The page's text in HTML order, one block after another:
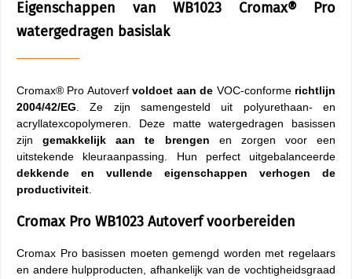
Eigenschappen van WB1023 Cromax® Pro
watergedragen basislak
Cromax® Pro Autoverfvoldoet aan de VOC-conforme richtlijn
2004/42/EG . Ze zijn samengesteld uit polyurethaan- en
acryllatexcopolymeren. Deze matte watergedragen basissen
zijngemakkelijk aan te brengen en zorgen voor een
uitstekende kleuraanpassing. Hun perfect uitgebalanceerde
dekkende en vullende eigenschappen
verhogen de
productiviteit
Cromax Pro WB1023 Autoverf voorbereiden
Cromax Pro basissen moeten gemengd worden met regelaars
en andere hulpproducten, afhankelijk van de vochtigheidsgraad